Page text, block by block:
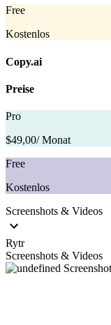
Free
Kostenlos
Copy.ai
Preise
Pro
$49,00/ Monat
Free
Kostenlos
Screenshots & Videos
Rytr
Screenshots & Videos